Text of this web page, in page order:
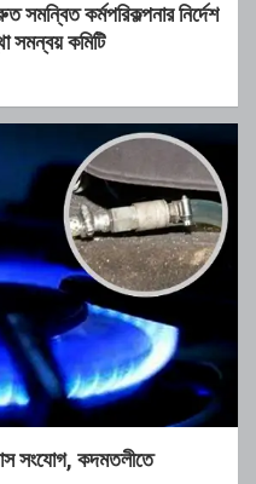
সমন্বিত কর্মপরিকল্পনার নির্দেশ
সমন্বয় কমিটি
সংযোগ, কদমতলীতে